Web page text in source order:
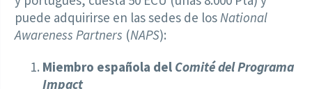
puede adquirirse en las sedes de losNational
Awareness Partners (NAPS):
Miembro española del Comité del Programa
Impact